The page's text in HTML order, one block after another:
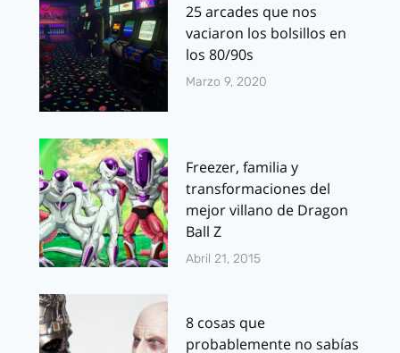
25 arcades que nos
vaciaron los bolsillos en
los 80/90s
Marzo 9, 2020
Freezer, familia y
transformaciones del
mejor villano de Dragon
Ball Z
Abril 21, 2015
8 cosas que
probablemente no sabías